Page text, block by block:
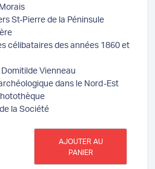
St-Pierre de la Péninsule
célibataires des années 1860 et
Vienneau
dans le Nord-Est
la Société
AJOUTER AU
PANIER